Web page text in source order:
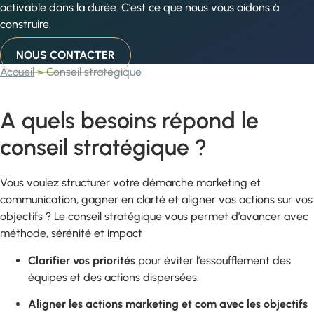
activable dans la durée. C’est ce que nous vous aidons à
construire.
NOUS CONTACTER
Accueil>Conseil stratégique
A quels besoins répond le
conseil stratégique ?
Vous voulez structurer votre démarche marketing et
communication, gagner en clarté et aligner vos actions sur vos
objectifs ? Le conseil stratégique vous permet d’avancer avec
méthode, sérénité et impact
Clarifier vos priorités pour éviter l’essoufflement des
équipes et des actions dispersées.
Aligner les actions marketing et com avec les objectifs